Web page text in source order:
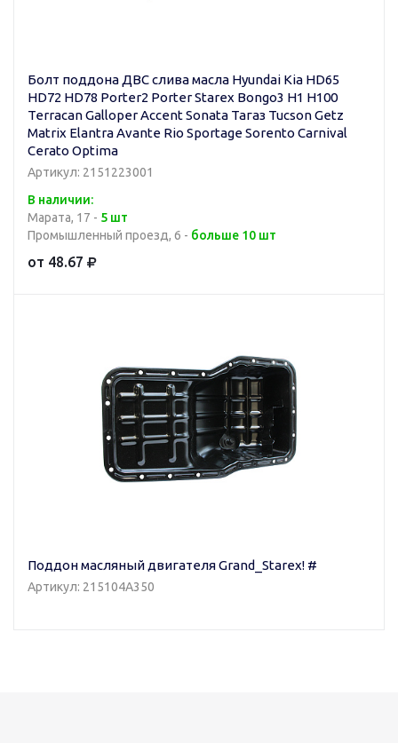
Болт поддона ДBC слива масла Hyundai Kia HD65
HD72 HD78 Porter2 Porter Starex Bongo3 H1 H100
Terracan Galloper Accent Sonata Тагаз Tucson Getz
Matrix Elantra Avante Rio Sportage Sorento Carnival
Cerato Optima
Артикул: 2151223001
В наличии:
Марата, 17 - 5 шт
Промышленный проезд, 6 - больше 10 шт
от 48.67
Поддон масляный двигателя Grand_Starex! #
Артикул: 215104A350